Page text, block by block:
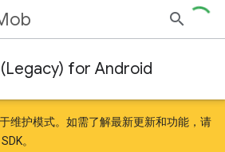
for Android
维护模式。如需了解最新更新和功能，请
。